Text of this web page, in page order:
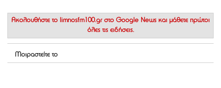
Ακολουθήστε το limnosfm100.gr στο Google News και μάθετε πρώτοι
όλες τις ειδήσεις.
Μοιραστείτε το